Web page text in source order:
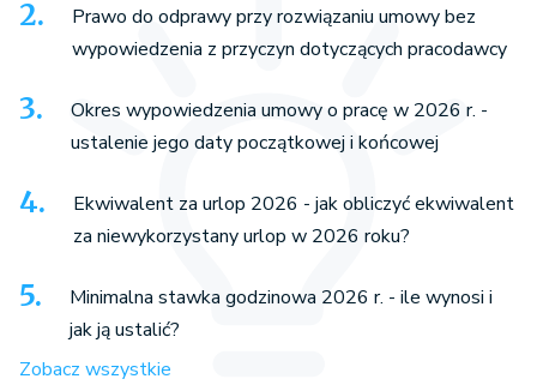
Prawo do odprawy przy rozwiązaniu umowy bez
wypowiedzenia z przyczyn dotyczących pracodawcy
Okres wypowiedzenia umowy o pracę w 2026 r. -
ustalenie jego daty początkowej i końcowej
Ekwiwalent za urlop 2026 - jak obliczyć ekwiwalent
za niewykorzystany urlop w 2026 roku?
Minimalna stawka godzinowa 2026 r. - ile wynosi i
jak ją ustalić?
Zobacz wszystkie